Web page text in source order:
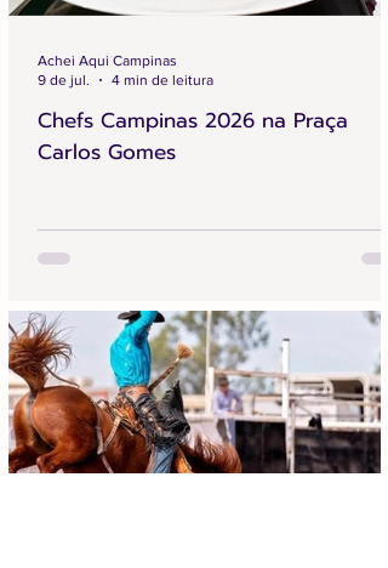
Chefs Campinas 2026 na Praça
Carlos Gomes
Achei Aqui Campinas
9 de jul.
4 min de leitura